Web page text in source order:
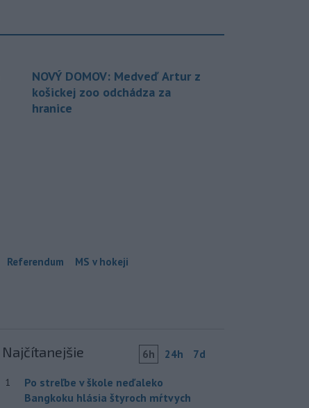
NOVÝ DOMOV: Medveď Artur z
košickej zoo odchádza za
hranice
Referendum MS v hokeji
Najčítanejšie 6h 24h 7d
1
Po streľbe v škole neďaleko
Bangkoku hlásia štyroch mŕtvych